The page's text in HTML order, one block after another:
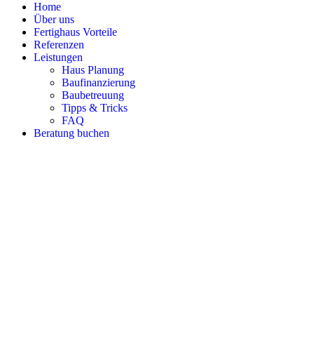
Home
Über uns
Fertighaus Vorteile
Referenzen
Leistungen
Haus Planung
Baufinanzierung
Baubetreuung
Tipps & Tricks
FAQ
Beratung buchen